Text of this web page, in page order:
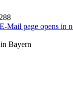
E-Mail page opens in
Bayern